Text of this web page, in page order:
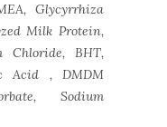
Glycyrrhiza
Milk Protein,
Chloride, BHT,
Acid , DMDM
Sodium